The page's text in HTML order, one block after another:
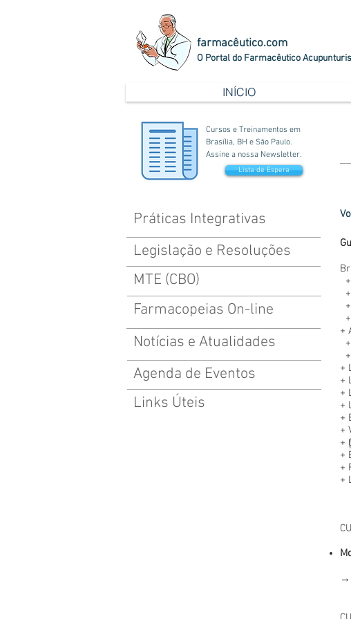
farmacêutico.com
O Portal do Farmacêutico
INÍCIO
Cursos e Treinamentos em
Brasília, BH e São Paulo.
Assine a nossa Newsletter.
Lista de Espera
Práticas Integrativas
Legislação e Resoluções
MTE (CBO)
Farmacopeias On-line
Notícias e Atualidades
Agenda de Eventos
Links Úteis
+
+
+
+
+
+
+
+
+
+
+
+
+
+
+
+
+
→